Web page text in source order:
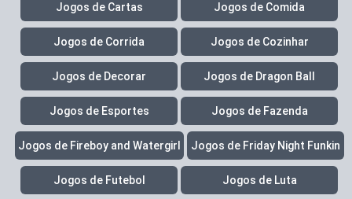
Jogos de Cartas Jogos de Comida
Jogos de Corrida Jogos de Cozinhar
Jogos de Decorar Jogos de Dragon Ball
Jogos de Esportes Jogos de Fazenda
Jogos de Fireboy and Watergirl Jogos de Friday Night Funkin
Jogos de Futebol Jogos de Luta